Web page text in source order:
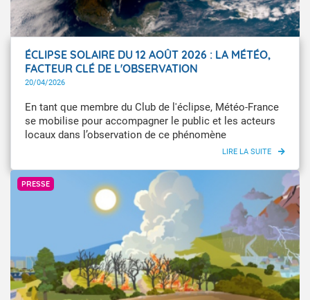
ÉCLIPSE SOLAIRE DU 12 AOÛT 2026 : LA MÉTÉO,
FACTEUR CLÉ DE L'OBSERVATION
20/04/2026
En tant que membre du Club de l'éclipse, Météo-France
se mobilise pour accompagner le public et les acteurs
locaux dans l’observation de ce phénomène
astronomique rare, en mettant à disposition son
PRESSE
Météo-France